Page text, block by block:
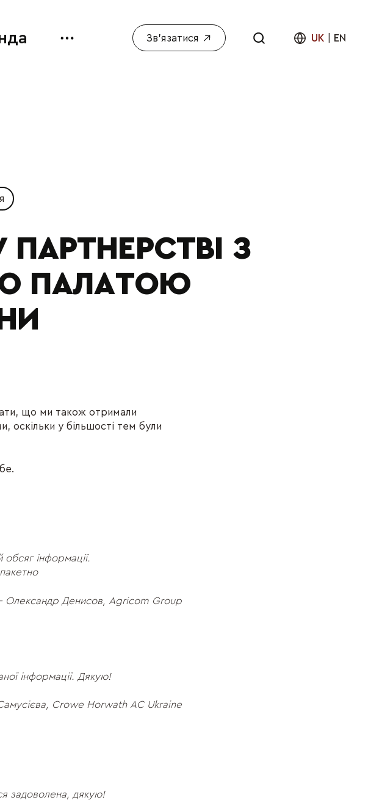
Зв'язатися UK EN
З
ПАЛАТОЮ
що ми також отримали
оскільки у більшості тем були
інформації.
Олександр Денисов, Agricom Group
інформації. Дякую!
Crowe Horwath AC Ukraine
задоволена, дякую!